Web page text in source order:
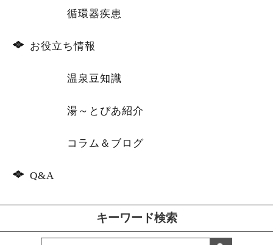
循環器疾患
お役立ち情報
温泉豆知識
湯～とぴあ紹介
コラム＆ブログ
Q&A
キーワード検索